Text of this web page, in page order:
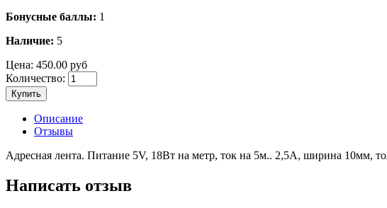
Бонусные баллы: 1
Наличие: 5
Цена: 450.00 руб
Количество:
Купить
Описание
Отзывы
Адресная лента. Питание 5V, 18Вт на метр, ток на 5м.. 2,5А, ширина 10мм,
Написать отзыв